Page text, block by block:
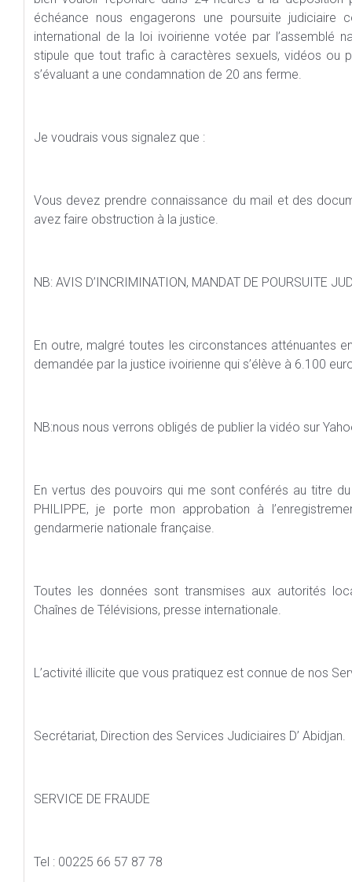
échéance nous engagerons une poursuite judiciaire
international de la loi ivoirienne votée par l’assemblé
stipule que tout trafic à caractères sexuels, vidéos ou
s’évaluant a une condamnation de 20 ans ferme.
Je voudrais vous signalez que :
Vous devez prendre connaissance du mail et des
avez faire obstruction à la justice.
NB: AVIS D’INCRIMINATION, MANDAT DE POURSUITE
En outre, malgré toutes les circonstances atténuantes
demandée par la justice ivoirienne qui s’élève à 6.100
NB:nous nous verrons obligés de publier la vidéo sur
En vertus des pouvoirs qui me sont conférés au titre
PHILIPPE, je porte mon approbation à
gendarmerie nationale française.
Toutes les données sont transmises aux autorités
Chaînes de Télévisions, presse internationale.
L’activité illicite que vous pratiquez est connue de nos
Secrétariat, Direction des Services Judiciaires D’ Abidjan.
SERVICE DE FRAUDE
Tel : 00225 66 57 87 78